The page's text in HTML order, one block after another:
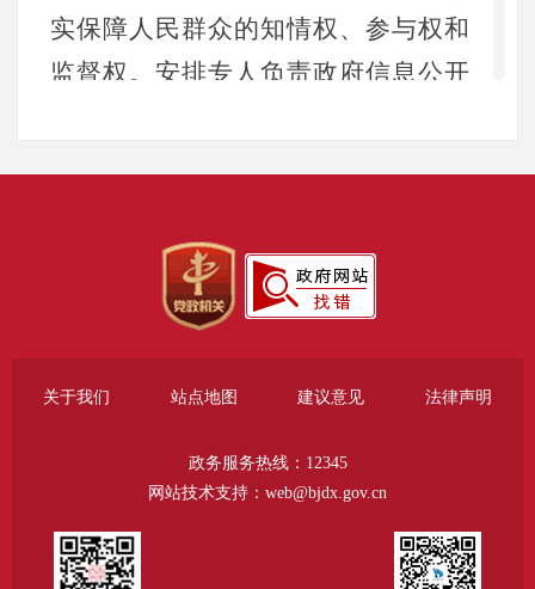
实保障人民群众的知情权、参与权和
监督权。安排专人负责政府信息公开
（二）主动公开
大兴区医疗保障局坚持以群众需
围绕医保政策调整、经办服务优化等
社会关注度高的领域，及时准确发布
权威信息。全年通过政府信息公开平
台、微信公众号“大兴医保中心”、大
兴融媒体等平台主动公开各类信息，
关于我们 站点地图 建议意见 法律声明
政务服务热线：12345
网站技术支持：web@bjdx.gov.cn